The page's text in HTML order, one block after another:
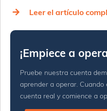
Leer el artículo
¡Empiece a
Pruebe nuestra cuenta
aprender a operar.
cuenta real y comience a